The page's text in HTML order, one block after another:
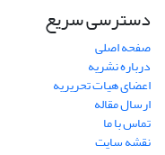
دسترسی سریع
صفحه اصلی
درباره نشریه
اعضای هیات تحریریه
ارسال مقاله
تماس با ما
نقشه سایت